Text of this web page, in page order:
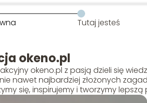
Tutaj jesteś
okeno.pl
okeno.pl z pasją dzieli się
nawet najbardziej złożonych
się, inspirujemy i tworzymy lepszą